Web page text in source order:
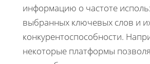
информацию о частоте
выбранных ключевых слов и
конкурентоспособности.
некоторые платформы